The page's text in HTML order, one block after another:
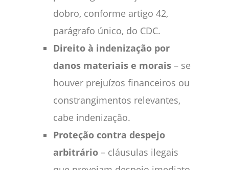
dobro, conforme artigo 42,
parágrafo único, do CDC.
Direito à indenização por
danos materiais e morais – se
houver prejuízos financeiros ou
constrangimentos relevantes,
cabe indenização.
Proteção contra despejo
arbitrário – cláusulas ilegais